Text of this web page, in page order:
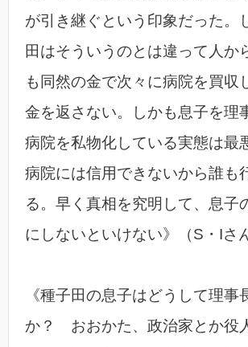
が引き継ぐという印象だった。
田はそういうのとは違って人か
も同然の金で次々に病院を買収
金を返さない。しかも息子を理
病院を私物化している実態は最
病院には信用できないから誰も
る。早く真相を究明して、息子
にしないといけない》（S・Iさ
《種子田の息子はどうして理事
か？ おおかた、政治家とか役